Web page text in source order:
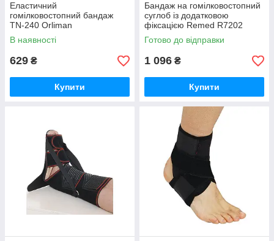
Еластичний
гомілковостопний бандаж
TN-240 Orliman
В наявності
629 ₴
Купити
Бандаж на гомілковостопний
суглоб із додатковою
фіксацією Remed R7202
Готово до відправки
1 096 ₴
Купити